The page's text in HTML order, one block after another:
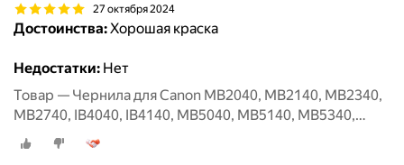
27 октября 2024
Достоинства:Хорошая краска
Недостатки: Нет
Товар — Чернила для Canon MB2040, MB2140, MB2340,
MB2740, IB4040, IB4140, MB5040, MB5140, MB5340,
MB5440, Canon PGI-1400BK, PGI-2400BK XL, 100 мл,
черные